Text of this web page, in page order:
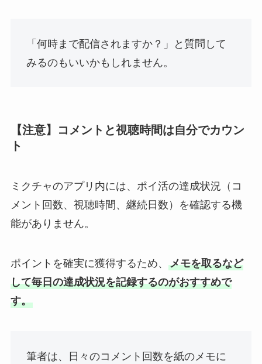
「何時まで配信されますか？」と質問して
みるのもいいかもしれません。
【注意】コメントと視聴時間は自分でカウン
ト
ミクチャのアプリ内には、ポイ活の達成状況（コ
メント回数、視聴時間、継続日数）を確認する機
能がありません。
ポイントを確実に獲得するため、 メモを取るなど
して毎日の達成状況を記録するのがおすすめで
す。
筆者は、日々のコメント回数を紙のメモに